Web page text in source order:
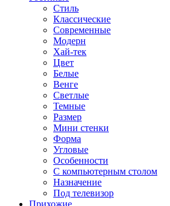
Стиль
Классические
Современные
Модерн
Хай-тек
Цвет
Белые
Венге
Светлые
Темные
Размер
Мини стенки
Форма
Угловые
Особенности
С компьютерным столом
Назначение
Под телевизор
Прихожие